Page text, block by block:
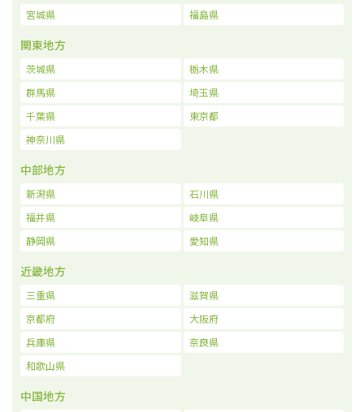
宮城県 福島県
関東地方
茨城県
栃木県
群馬県
埼玉県
千葉県
東京都
神奈川県
中部地方
新潟県
石川県
福井県
岐阜県
静岡県
愛知県
近畿地方
三重県
滋賀県
京都府
大阪府
兵庫県
奈良県
和歌山県
中国地方